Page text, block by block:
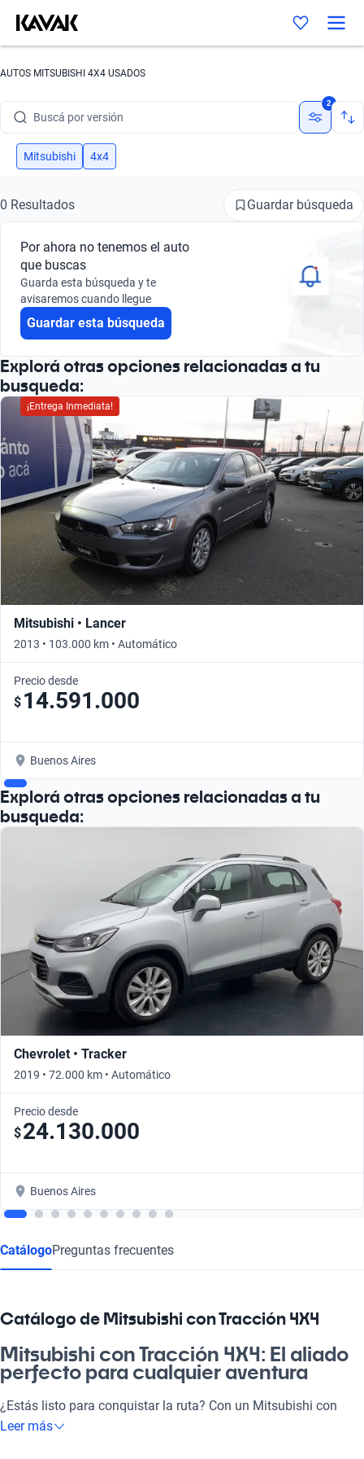
AUTOS MITSUBISHI 4X4 USADOS
Buscá por marca
Buscá por versión
Buscá por año
Buscá por modelo
Buscá por versión
Buscá por año
2
Mitsubishi 4x4
0 Resultados Guardar búsqueda
Por ahora no tenemos el auto
que buscas
Guarda esta búsqueda y te
avisaremos cuando llegue
Guardar esta búsqueda
Explorá otras opciones relacionadas a tu
busqueda:
¡Entrega Inmediata!
Mitsubishi • Lancer
2013 • 103.000 km • Automático
Precio desde
$ 14.591.000
Buenos Aires
Explorá otras opciones relacionadas a tu
busqueda:
Chevrolet • Tracker
2019 • 72.000 km • Automático
Precio desde
$24.130.000
Buenos Aires
CatálogoPreguntas frecuentes
Catálogo de Mitsubishi con Tracción 4X4
Mitsubishi con Tracción 4X4: El aliado
perfecto para cualquier aventura
¿Estás listo para conquistar la ruta? Con un Mitsubishi con
Tracción 4X4, cada viaje se convierte en una aventura
Leer más